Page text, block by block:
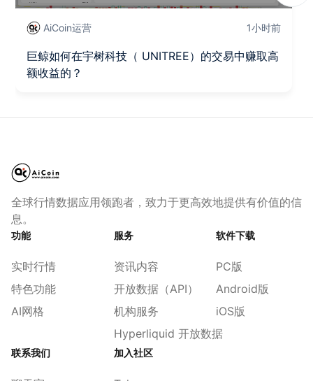
AiCoin运营 1小时前
巨鲸如何在宇树科技（ UNITREE）的交易中赚取高
额收益的？
全球行情数据应用领跑者，致力于更高效地提供有价值的信
息。
功能
实时行情
特色功能
AI网格
服务
资讯内容
开放数据（API）
机构服务
Hyperliquid 开放数据
软件下载
PC版
Android版
iOS版
联系我们 加入社区